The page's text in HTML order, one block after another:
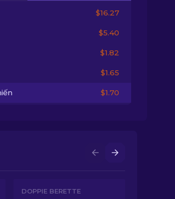
$16.27
$5.40
$1.82
$1.65
$1.70
DOPPIE BERETTE